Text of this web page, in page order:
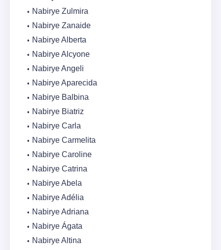
Nabirye Zulmira
Nabirye Zanaide
Nabirye Alberta
Nabirye Alcyone
Nabirye Angeli
Nabirye Aparecida
Nabirye Balbina
Nabirye Biatriz
Nabirye Carla
Nabirye Carmelita
Nabirye Caroline
Nabirye Catrina
Nabirye Abela
Nabirye Adélia
Nabirye Adriana
Nabirye Ágata
Nabirye Altina